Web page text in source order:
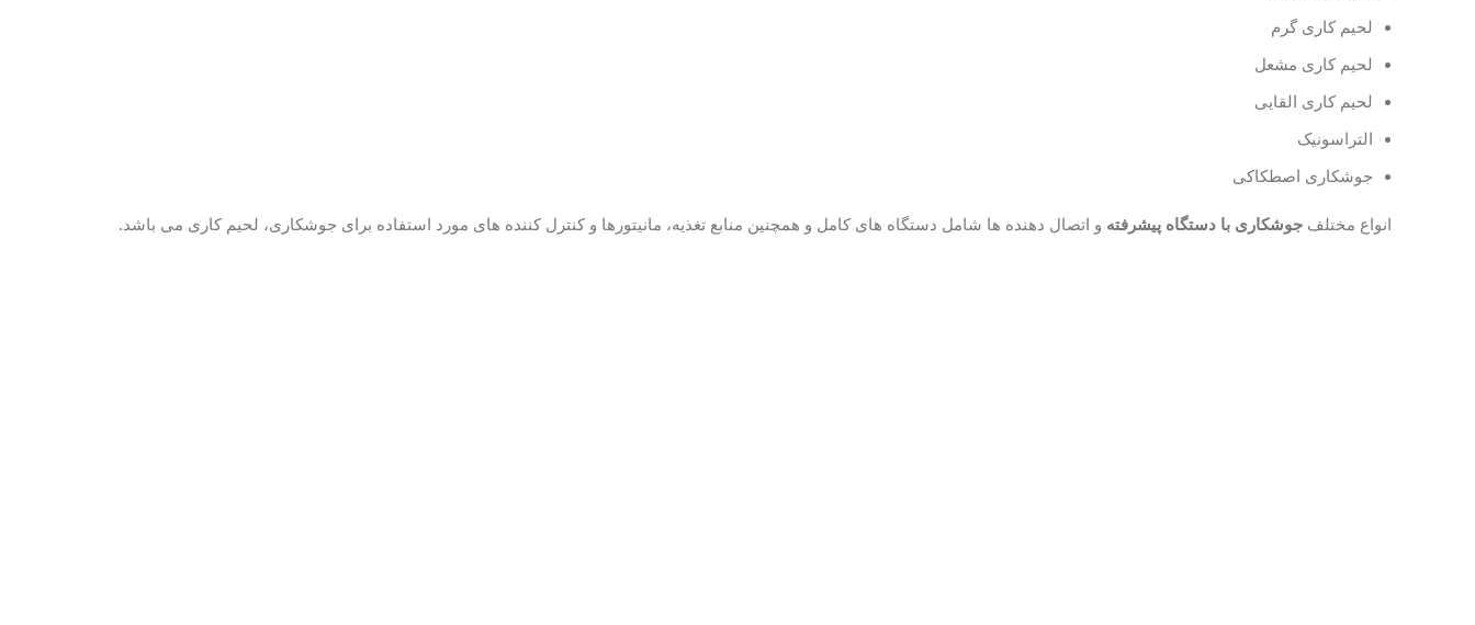
لحیم کاری گرم
لحیم کاری مشعل
لحیم کاری القایی
التراسونیک
جوشکاری اصطکاکی
انواع مختلف جوشکاری با دستگاه پیشرفته و اتصال دهنده ها شامل دستگاه های کامل و همچنین منابع تغذیه، مانیتورها و کنترل کننده های مورد استفاده برای جوشکاری، لحیم کاری می باشد.